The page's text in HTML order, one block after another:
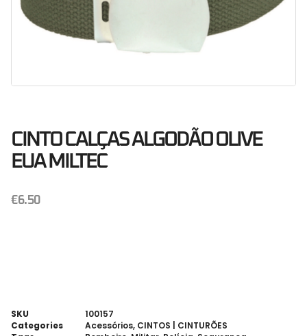
CINTO CALÇAS ALGODÃO OLIVE
EUA MILTEC
€6.50
SKU
100157
Categories
Acessórios, CINTOS | CINTURÕES